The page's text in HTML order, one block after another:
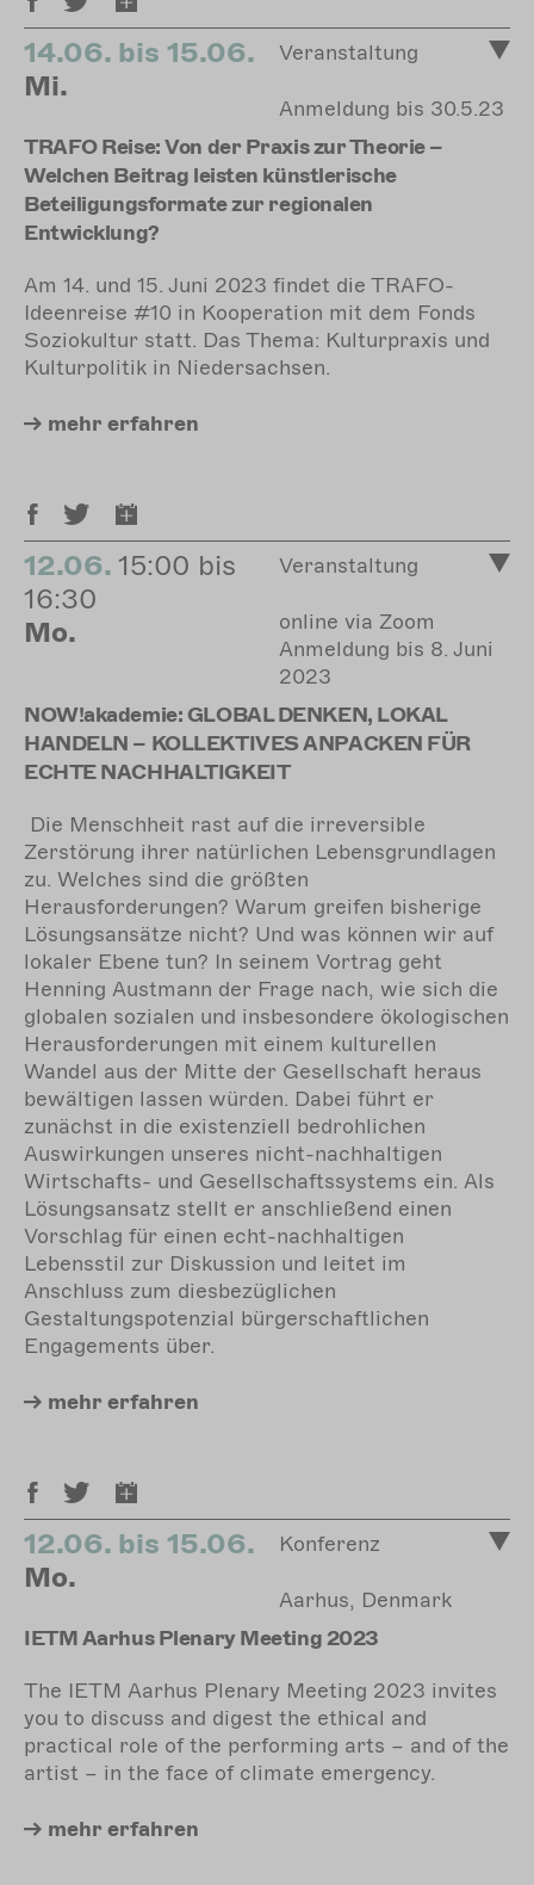
14.06. bis 15.06.
Mi.
Veranstaltung
Anmeldung bis 30.5.23
TRAFO Reise: Von der Praxis zur Theorie –
Welchen Beitrag leisten künstlerische
Beteiligungsformate zur regionalen
Entwicklung?
Am 14. und 15. Juni 2023 findet die TRAFO-
Ideenreise #10 in Kooperation mit dem Fonds
Soziokultur statt. Das Thema: Kulturpraxis und
Kulturpolitik in Niedersachsen.
mehr erfahren
12.06. 15:00 bis
16:30
Mo.
Veranstaltung
online via Zoom
Anmeldung bis 8. Juni
2023
NOW!akademie: GLOBAL DENKEN, LOKAL
HANDELN – KOLLEKTIVES ANPACKEN FÜR
ECHTE NACHHALTIGKEIT
Die Menschheit rast auf die irreversible
Zerstörung ihrer natürlichen Lebensgrundlagen
zu. Welches sind die größten
Herausforderungen? Warum greifen bisherige
Lösungsansätze nicht? Und was können wir auf
lokaler Ebene tun? In seinem Vortrag geht
Henning Austmann der Frage nach, wie sich die
globalen sozialen und insbesondere ökologischen
Herausforderungen mit einem kulturellen
Wandel aus der Mitte der Gesellschaft heraus
bewältigen lassen würden. Dabei führt er
zunächst in die existenziell bedrohlichen
Auswirkungen unseres nicht-nachhaltigen
Wirtschafts- und Gesellschaftssystems ein. Als
Lösungsansatz stellt er anschließend einen
Vorschlag für einen echt-nachhaltigen
Lebensstil zur Diskussion und leitet im
Anschluss zum diesbezüglichen
Gestaltungspotenzial bürgerschaftlichen
Engagements über.
mehr erfahren
12.06. bis 15.06.
Mo.
Konferenz
Aarhus, Denmark
IETM Aarhus Plenary Meeting 2023
The IETM Aarhus Plenary Meeting 2023 invites
you to discuss and digest the ethical and
practical role of the performing arts – and of the
artist – in the face of climate emergency.
mehr erfahren